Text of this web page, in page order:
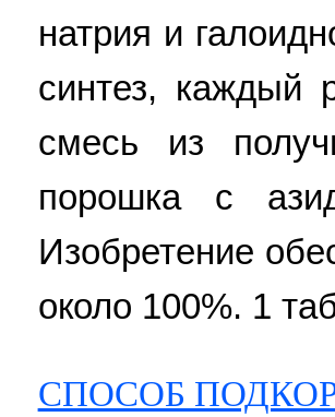
натрия и
синтез, каждый
смесь из
порошка с
Изобретение
около 100%. 1
СПОСОБ